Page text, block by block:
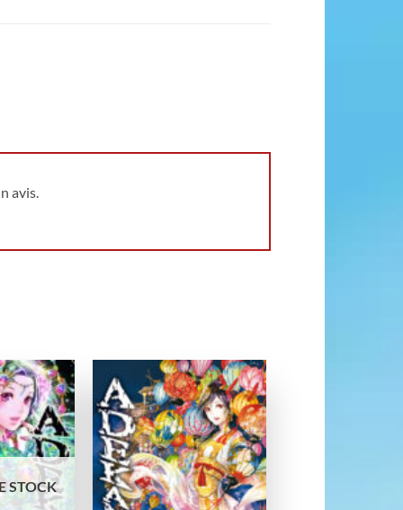
avis.
Ajouter
à la
wishlist
STOCK
Ajouter
à la
wishlist